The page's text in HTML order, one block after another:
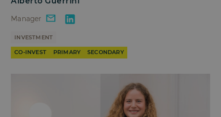
Manager
INVESTMENT
CO-INVEST PRIMARY SECONDARY